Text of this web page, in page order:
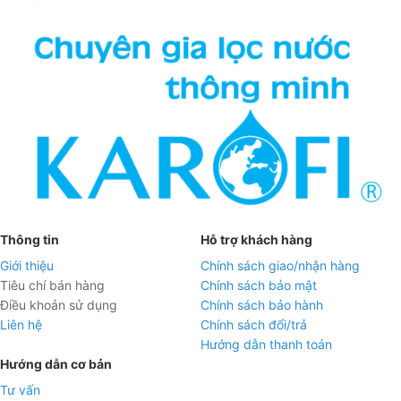
Thông tin
Giới thiệu
Tiêu chí bán hàng
Điều khoản sử dụng
Liên hệ
Hỗ trợ khách hàng
Chính sách giao/nhận hàng
Chính sách bảo mật
Chính sách bảo hành
Chính sách đổi/trả
Hướng dẫn thanh toán
Hướng dẫn cơ bản
Tư vấn